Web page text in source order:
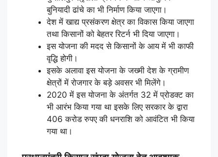
बुनियादी ढांचे का भी निर्माण किया जाएगा।
देश में खाद्य प्रसंकरण क्षेत्र का विकास किया जाएगा
तथा किसानों को बेहतर रिटर्न भी दिया जाएगा।
इस योजना की मदद से किसानों के आय में भी काफी
वृद्धि होगी।
इसके अलावा इस योजना के जख्मी देश के ग्रामीण
क्षेत्रों में रोजगार के बड़े अवसर भी मिलेंगे।
2020 में इस योजना के अंतर्गत 32 में प्रोडक्ट का
भी आरंभ किया गया था इसके लिए सरकार के द्वारा
406 करोड रुपए की धनराशि को आवंटित भी किया
गया था।